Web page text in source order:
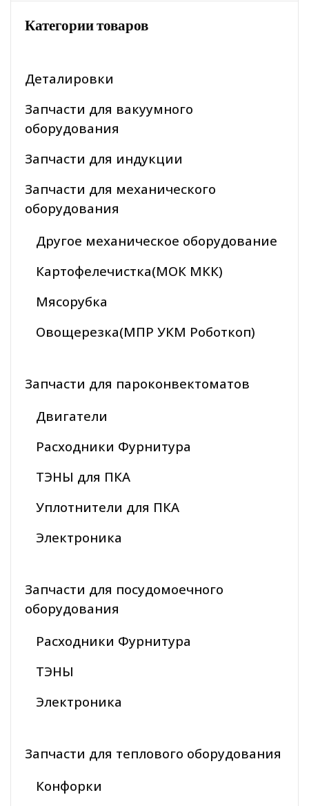
Категории товаров
Деталировки
Запчасти для вакуумного
оборудования
Запчасти для индукции
Запчасти для механического
оборудования
Другое механическое оборудование
Картофелечистка(МОК МКК)
Мясорубка
Овощерезка(МПР УКМ Роботкоп)
Запчасти для пароконвектоматов
Двигатели
Расходники Фурнитура
ТЭНЫ для ПКА
Уплотнители для ПКА
Электроника
Запчасти для посудомоечного
оборудования
Расходники Фурнитура
ТЭНЫ
Электроника
Запчасти для теплового оборудования
Конфорки